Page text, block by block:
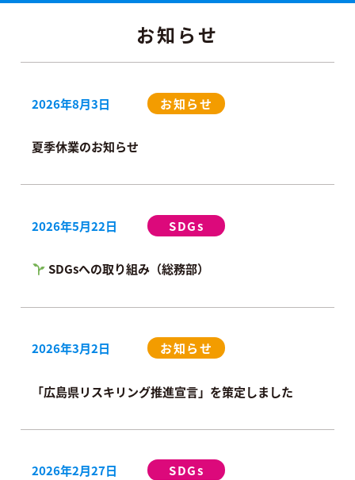
お知らせ
2026年8月3日 お知らせ
夏季休業のお知らせ
2026年5月22日 SDGs
SDGsへの取り組み（総務部）
2026年3月2日 お知らせ
「広島県リスキリング推進宣言」を策定しました
2026年2月27日 SDGs